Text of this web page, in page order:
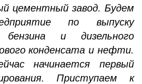
цементный завод. Будем
по выпуску
бензина и дизельного
конденсата и нефти.
начинается первый
Приступаем к